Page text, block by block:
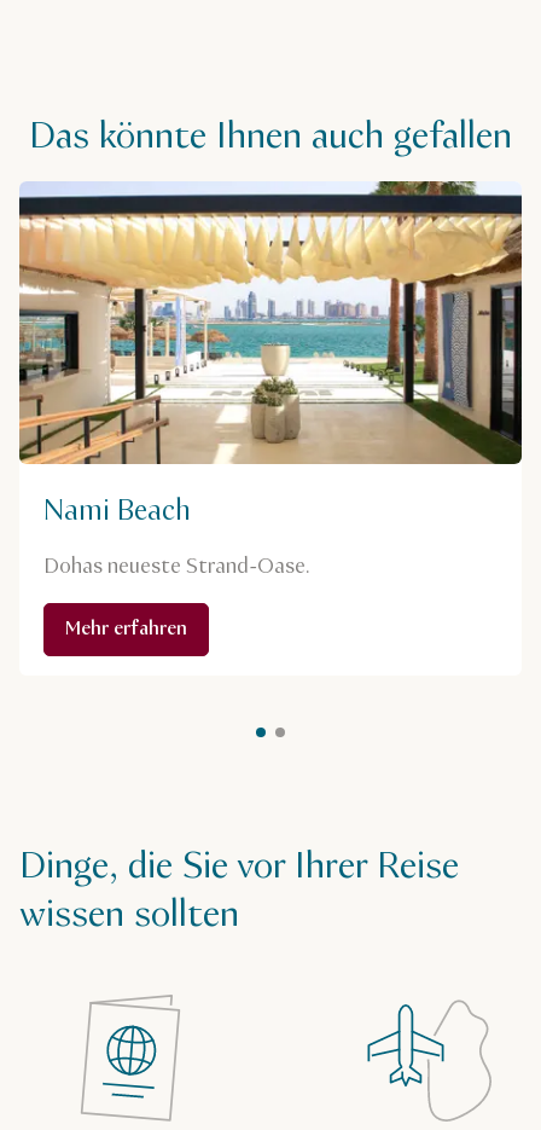
Das könnte Ihnen auch gefallen
Nami Beach
Dohas neueste Strand-Oase.
Mehr erfahren
Dinge, die Sie vor Ihrer Reise
wissen sollten